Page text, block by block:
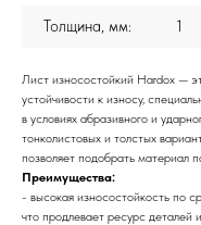
Толщина, мм: 1
Лист износостойкий Hardox —
устойчивости к износу,
в условиях абразивного и
тонколистовых и толстых
позволяет подобрать материал
Преимущества:
- высокая износостойкость по
что продлевает ресурс деталей